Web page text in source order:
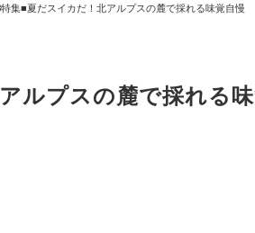
特集■夏だスイカだ！北アルプスの麓で採れる味覚自慢
ルプスの麓で採れる